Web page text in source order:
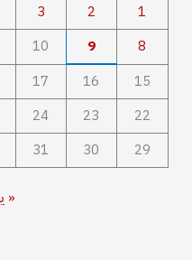
1
2
3
8
9
10
15
16
17
22
23
24
29
30
31
«